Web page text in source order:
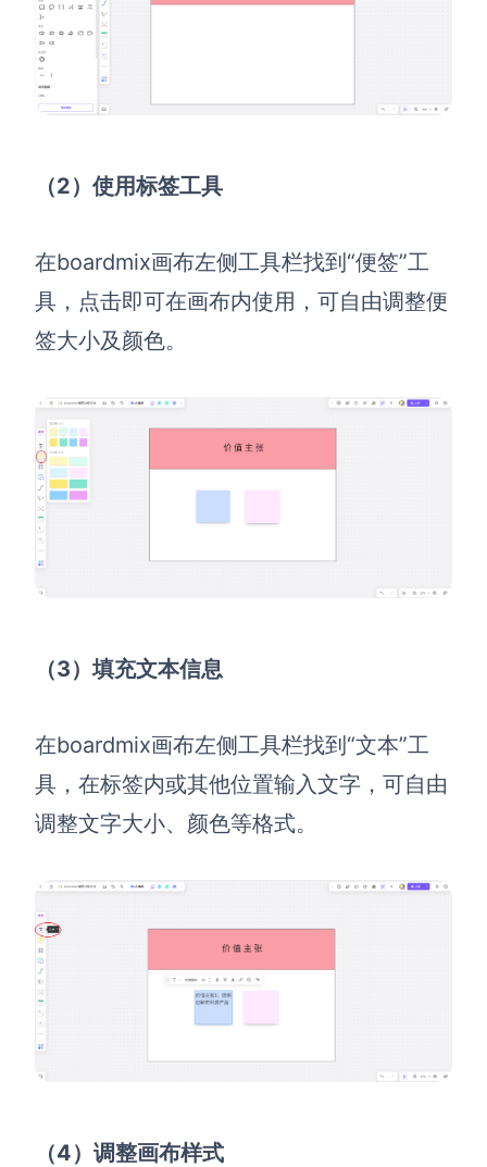
（2）使用标签工具
在boardmix画布左侧工具栏找到“便签”工
具，点击即可在画布内使用，可自由调整便
签大小及颜色。
（3）填充文本信息
在boardmix画布左侧工具栏找到“文本”工
具，在标签内或其他位置输入文字，可自由
调整文字大小、颜色等格式。
（4）调整画布样式